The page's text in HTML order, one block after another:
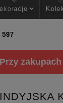
INDYJSKA